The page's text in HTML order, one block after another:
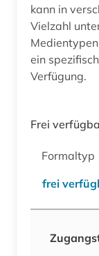
kann in
Vielzahl
ein
Verfügung.
Frei
Formaltyp
frei